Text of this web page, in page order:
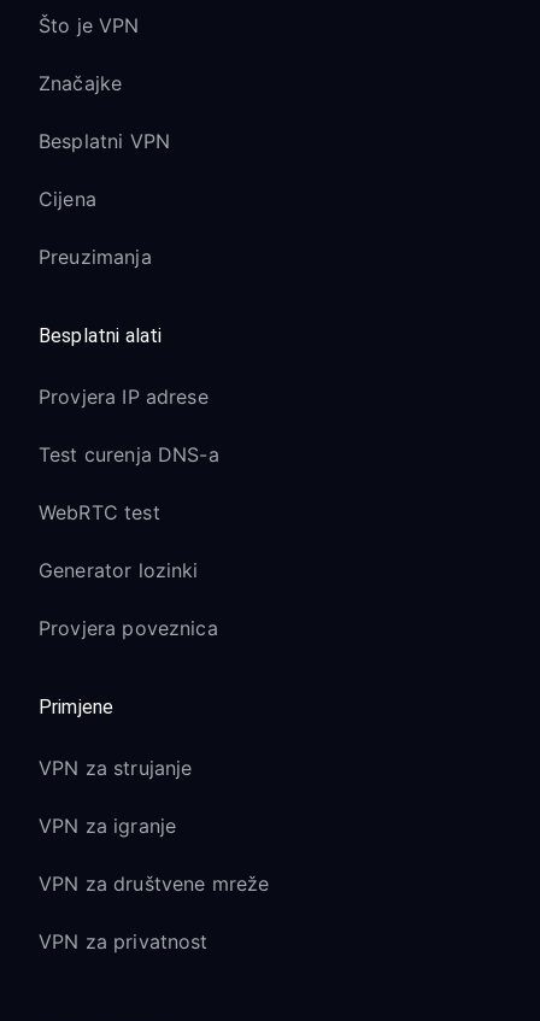
Što je VPN
Značajke
Besplatni VPN
Cijena
Preuzimanja
Besplatni alati
Provjera IP adrese
Test curenja DNS-a
WebRTC test
Generator lozinki
Provjera poveznica
Primjene
VPN za strujanje
VPN za igranje
VPN za društvene mreže
VPN za privatnost